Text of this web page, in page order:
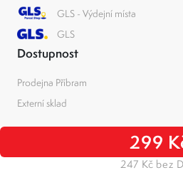
GLS - Výdejní místa
GLS
Dostupnost
Prodejna Příbram
Externí sklad
299
247 Kč bez